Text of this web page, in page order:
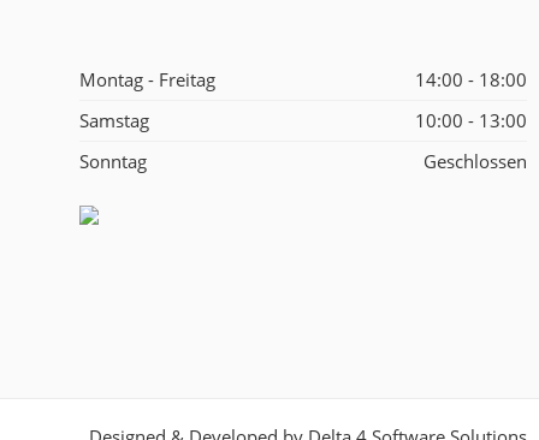
Montag - Freitag
14:00 - 18:00
Samstag
10:00 - 13:00
Sonntag
Geschlossen